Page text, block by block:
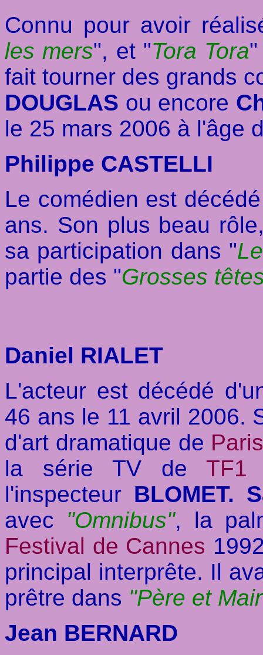
Connu pour avoir
les mers", et "Tora Tora
fait tourner des grands
DOUGLAS ou encore
le 25 mars 2006 à l'âge
Philippe CASTELLI
Le comédien est
ans. Son plus beau
sa participation dans "
partie des "Grosses
Daniel RIALET
L'acteur est décédé
46 ans le 11 avril 2006.
d'art dramatique de
la série TV de
l'inspecteur BLOMET.
avec "Omnibus", la
Festival de Cannes
principal interprête. Il
prêtre dans "Père et
Jean BERNARD